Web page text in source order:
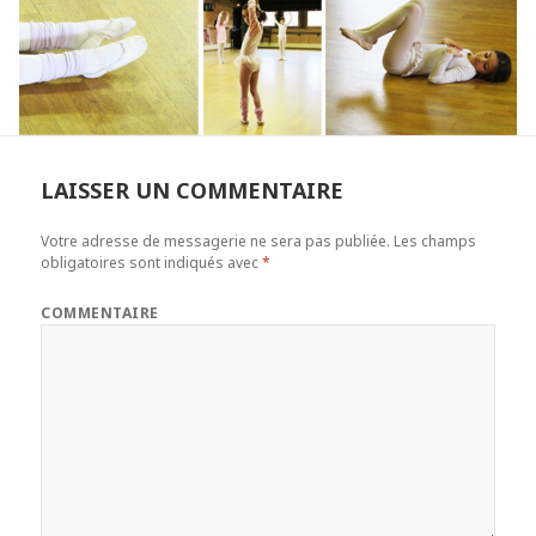
LAISSER UN COMMENTAIRE
Votre adresse de messagerie ne sera pas publiée. Les champs
obligatoires sont indiqués avec*
COMMENTAIRE